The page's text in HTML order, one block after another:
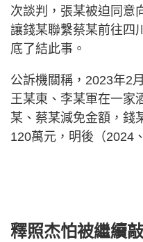
次談判，張某被迫同意
讓錢某聯繫蔡某前往四
底了結此事。
公訴機關稱，2023年2
王某東、李某軍在一家
某、蔡某減免金額，錢
120萬元，明後（2024
釋照杰怕被繼續